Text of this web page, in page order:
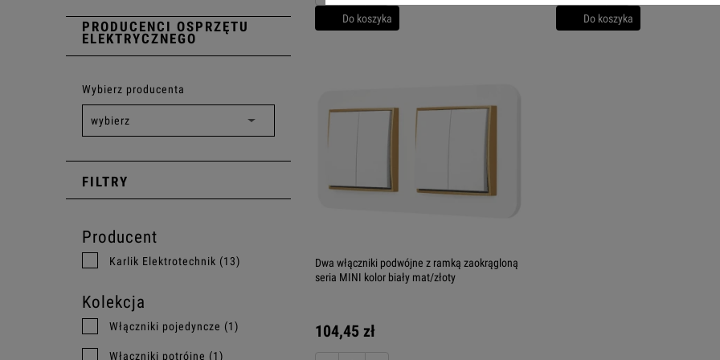
PRODUCENCI OSPRZĘTU
ELEKTRYCZNEGO
Wybierz producenta
FILTRY
Producent
Karlik Elektrotechnik (13)
Kolekcja
Włączniki pojedyncze (1)
Włączniki potrójne (1)
Do koszyka Do koszyka
Dwa włączniki podwójne z ramką zaokrągloną
seria MINI kolor biały mat/złoty
104,45 zł